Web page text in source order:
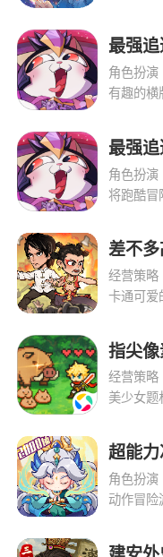
最强
角色扮演
有趣的横
最强追
角色扮演
将跑酷冒
差不
经营策略
卡通可爱
指尖
经营策略
美少女题
超能
角色扮演
动作冒险